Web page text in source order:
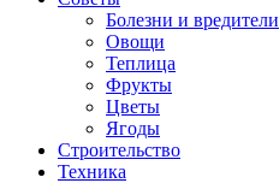
Болезни и вредители
Овощи
Теплица
Фрукты
Цветы
Ягоды
Строительство
Техника